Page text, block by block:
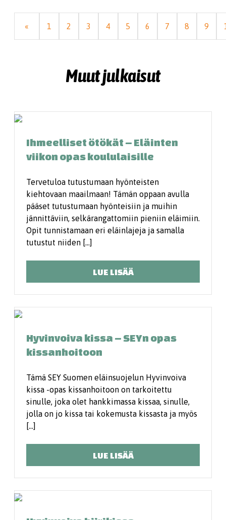
« 1 2 3 4 5 6 7 8 9
Muut julkaisut
Ihmeelliset ötökät – Eläinten
viikon opas koululaisille
Tervetuloa ­tutustumaan hyönteisten
kiehtovaan maailmaan! Tämän oppaan avulla
pääset tutustumaan hyönteisiin ja muihin
jännittäviin, selkärangattomiin pieniin eläimiin.
Opit tunnistamaan eri eläinlajeja ja samalla
tutustut niiden […]
LUE LISÄÄ
Hyvinvoiva kissa – SEYn opas
kissanhoitoon
Tämä SEY Suomen eläinsuojelun Hyvinvoiva
kissa -opas kissan­hoitoon on tarkoitettu
sinulle, joka olet hankkimassa kissaa, sinulle,
jolla on jo kissa tai kokemusta kissasta ja myös
[…]
LUE LISÄÄ